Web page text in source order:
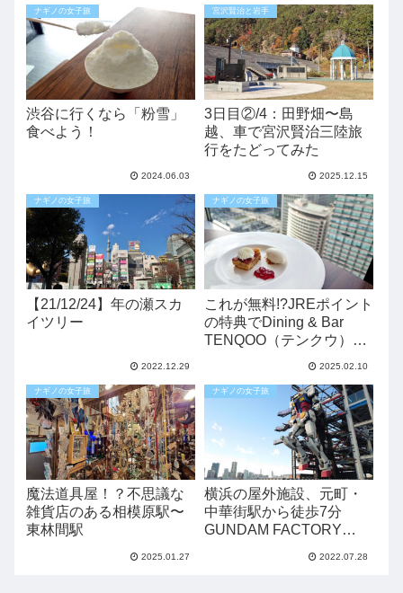
ナギノの女子旅
渋谷に行くなら「粉雪」
食べよう！
2024.06.03
宮沢賢治と岩手
3日目②/4：田野畑〜島
越、車で宮沢賢治三陸旅
行をたどってみた
2025.12.15
ナギノの女子旅
【21/12/24】年の瀬スカ
イツリー
2022.12.29
ナギノの女子旅
これが無料!?JREポイント
の特典でDining & Bar
TENQOO（テンクウ）に
2025.02.10
ナギノの女子旅
魔法道具屋！？不思議な
雑貨店のある相模原駅〜
東林間駅
2025.01.27
ナギノの女子旅
横浜の屋外施設、元町・
中華街駅から徒歩7分
GUNDAM FACTORY
2022.07.28